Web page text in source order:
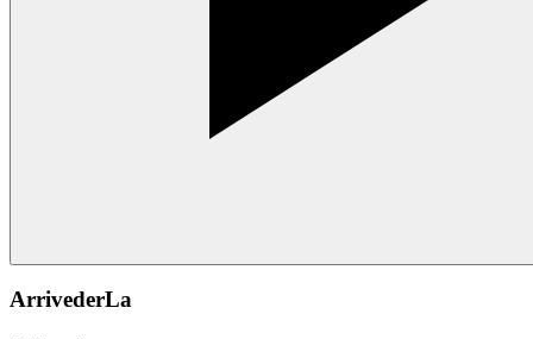
ArrivederLa